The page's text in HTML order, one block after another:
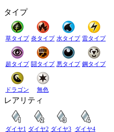
タイプ
草タイプ 炎タイプ 水タイプ 雷タイプ
超タイプ 闘タイプ 悪タイプ 鋼タイプ
ドラゴン 無色
レアリティ
ダイヤ1 ダイヤ2 ダイヤ3 ダイヤ4